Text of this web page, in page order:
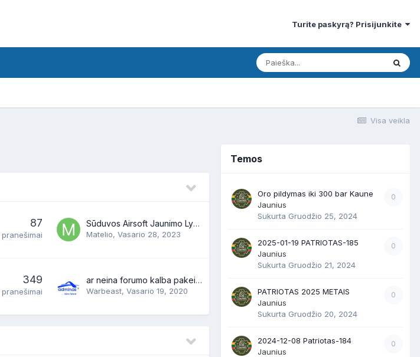
Turite paskyrą? Prisijunkite
Visa veikla
87
pranešimai
Sūduvos Airsoft Jaunimo Lyga
Matelio, Vasario 28, 2023
349
pranešimai
ar neina forumo kalba pakeist i lietuviu?
Warbeast, Vasario 19, 2020
Temos
0
Oro pildymas iki 300 bar Kaune
Jaunius
Sukurta Gruodžio 25, 2024
0
2025-01-19 PATRIOTAS-185
Jaunius
Sukurta Gruodžio 21, 2024
0
PATRIOTAS 2025 METAIS
Jaunius
Sukurta Gruodžio 20, 2024
0
2024-12-08 Patriotas-184
Jaunius